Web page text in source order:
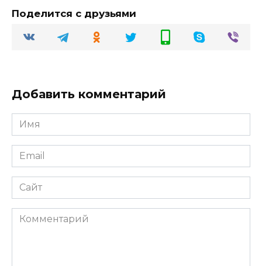
Поделится с друзьями
Добавить комментарий
Имя
Email
Сайт
Комментарий